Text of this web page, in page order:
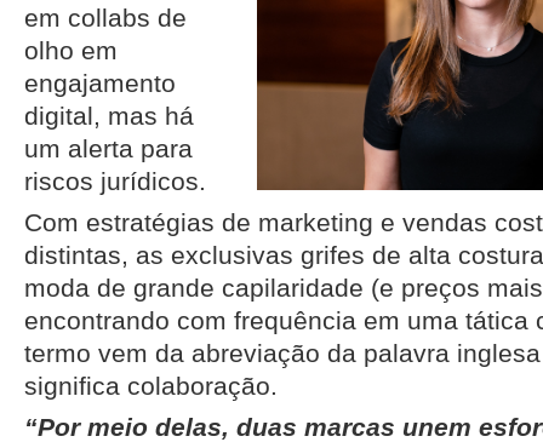
em collabs de
olho em
engajamento
digital, mas há
um alerta para
riscos jurídicos.
Com estratégias de marketing e vendas
distintas, as exclusivas grifes de alta
moda de grande capilaridade (e preços
encontrando com frequência em uma tática
termo vem da abreviação da palavra inglesa
significa colaboração.
“Por meio delas, duas marcas unem